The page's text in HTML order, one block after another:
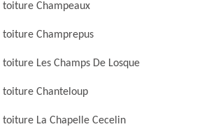
toiture Champeaux
toiture Champrepus
Les Champs De Losque
toiture Chanteloup
toiture La Chapelle Cecelin